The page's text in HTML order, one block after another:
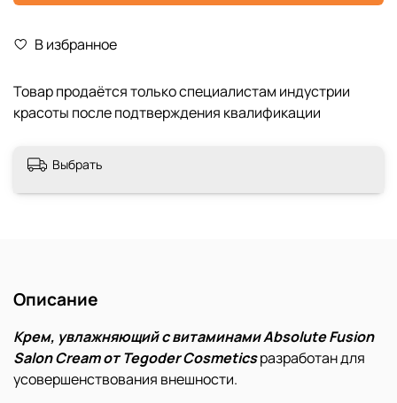
В избранное
Выбрать
Описание
Крем, увлажняющий с витаминами Absolute Fusion
Salon Cream от Tegoder Cosmeticsразработан для
усовершенствования внешности.